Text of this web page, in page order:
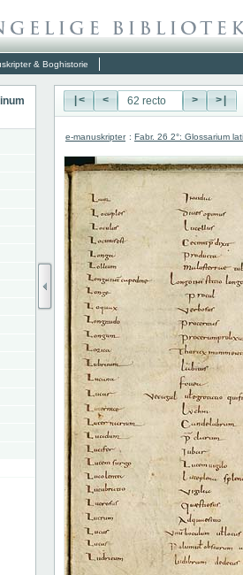
& Boghistorie
|< < > >|
e-manuskripter : Fabr. 26 2°: Glossarium